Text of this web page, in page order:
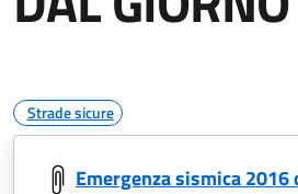
Strade sicure
Emergenza sismica